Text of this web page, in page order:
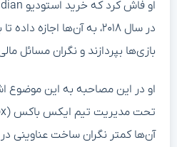
در سال ۲۰۱۸، به آن‌ها
بازی‌ها بپردازند و نگران مسائل
او در این مصاحبه به این موضوع
آن‌ها کمتر نگران ساخت عناوینی